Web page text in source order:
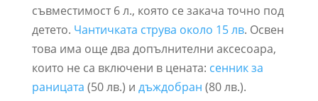
съвместимост 6 л., която се закача точно под
детето. Чантичката струва около 15 лв. Освен
това има още два допълнителни аксесоара,
които не са включени в цената: сенник за
раницата (50 лв.) и дъждобран (80 лв.).